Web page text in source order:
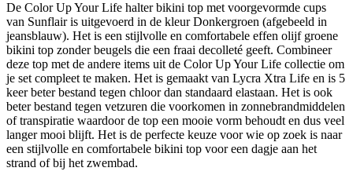
De Color Up Your Life halter bikini top met voorgevormde cups
van Sunflair is uitgevoerd in de kleur Donkergroen (afgebeeld in
jeansblauw). Het is een stijlvolle en comfortabele effen olijf groene
bikini top zonder beugels die een fraai decolleté geeft. Combineer
deze top met de andere items uit de Color Up Your Life collectie om
je set compleet te maken. Het is gemaakt van Lycra Xtra Life en is 5
keer beter bestand tegen chloor dan standaard elastaan. Het is ook
beter bestand tegen vetzuren die voorkomen in zonnebrandmiddelen
of transpiratie waardoor de top een mooie vorm behoudt en dus veel
langer mooi blijft. Het is de perfecte keuze voor wie op zoek is naar
een stijlvolle en comfortabele bikini top voor een dagje aan het
strand of bij het zwembad.